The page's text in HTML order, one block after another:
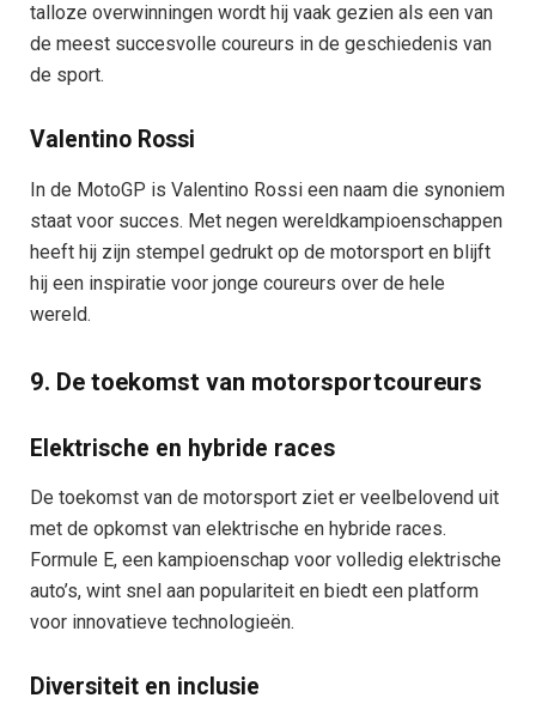
talloze overwinningen wordt hij vaak gezien als een van
de meest succesvolle coureurs in de geschiedenis van
de sport.
Valentino Rossi
In de MotoGP is Valentino Rossi een naam die synoniem
staat voor succes. Met negen wereldkampioenschappen
heeft hij zijn stempel gedrukt op de motorsport en blijft
hij een inspiratie voor jonge coureurs over de hele
wereld.
9. De toekomst van motorsportcoureurs
Elektrische en hybride races
De toekomst van de motorsport ziet er veelbelovend uit
met de opkomst van elektrische en hybride races.
Formule E, een kampioenschap voor volledig elektrische
auto’s, wint snel aan populariteit en biedt een platform
voor innovatieve technologieën.
Diversiteit en inclusie